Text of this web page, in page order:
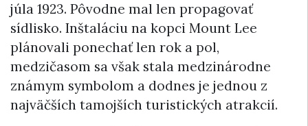
júla 1923. Pôvodne mal len propagovať
sídlisko. Inštaláciu na kopci Mount Lee
plánovali ponechať len rok a pol,
medzičasom sa však stala medzinárodne
známym symbolom a dodnes je jednou z
najväčších tamojších turistických atrakcií.